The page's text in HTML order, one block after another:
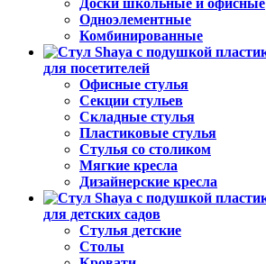
Доски школьные и офисные
Одноэлементные
Комбинированные
для посетителей
Офисные стулья
Секции стульев
Складные стулья
Пластиковые стулья
Стулья со столиком
Мягкие кресла
Дизайнерские кресла
для детских садов
Стулья детские
Столы